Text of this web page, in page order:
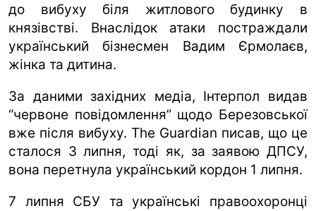
до вибуху біля житлового будинку в
князівстві. Внаслідок атаки постраждали
український бізнесмен Вадим Єрмолаєв,
жінка та дитина.
За даними західних медіа, Інтерпол видав
“червоне повідомлення” щодо Березовської
вже після вибуху. The Guardian писав, що це
сталося 3 липня, тоді як, за заявою ДПСУ,
вона перетнула український кордон 1 липня.
7 липня СБУ та українські правоохоронці